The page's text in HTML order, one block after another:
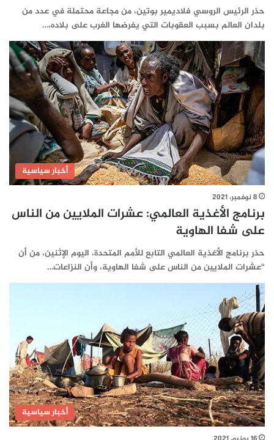
حذر الرئيس الروسي فلاديمير بوتين، من مجاعة محتملة في عدد من
بلدان العالم بسبب العقوبات التي يفرضها الغرب على بلاده،…
أخبار سياسية
8 نوفمبر، 2021
برنامج الأغذية العالمي: عشرات الملايين من الناس
على شفا الهاوية
حذر برنامج الأغذية العالمي التابع للأمم المتحدة، اليوم الإثنين، من أن
“عشرات الملايين من الناس على شفا الهاوية، وأن النزاعات…
أخبار سياسية